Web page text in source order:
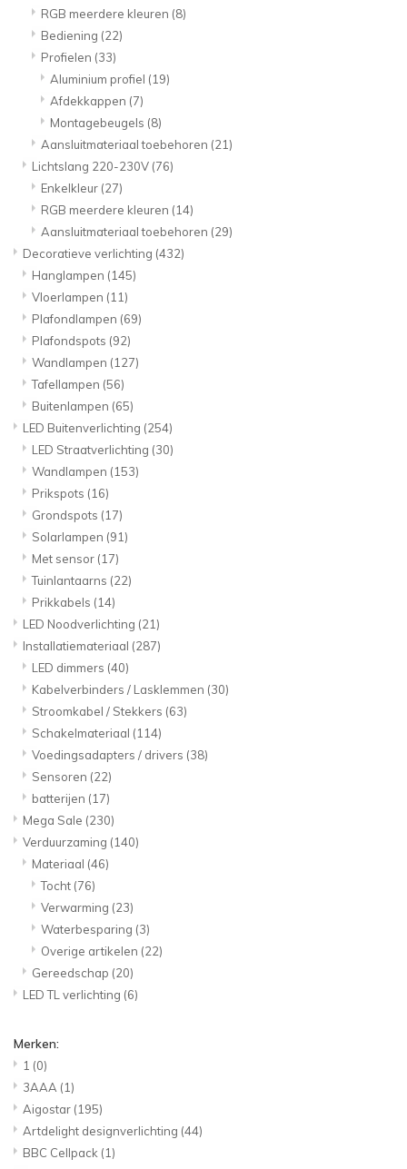
RGB meerdere kleuren (8)
Bediening (22)
Profielen (33)
Aluminium profiel (19)
Afdekkappen (7)
Montagebeugels (8)
Aansluitmateriaal toebehoren (21)
Lichtslang 220-230V (76)
Enkelkleur (27)
RGB meerdere kleuren (14)
Aansluitmateriaal toebehoren (29)
Decoratieve verlichting (432)
Hanglampen (145)
Vloerlampen (11)
Plafondlampen (69)
Plafondspots (92)
Wandlampen (127)
Tafellampen (56)
Buitenlampen (65)
LED Buitenverlichting (254)
LED Straatverlichting (30)
Wandlampen (153)
Prikspots (16)
Grondspots (17)
Solarlampen (91)
Met sensor (17)
Tuinlantaarns (22)
Prikkabels (14)
LED Noodverlichting (21)
Installatiemateriaal (287)
LED dimmers (40)
Kabelverbinders / Lasklemmen (30)
Stroomkabel / Stekkers (63)
Schakelmateriaal (114)
Voedingsadapters / drivers (38)
Sensoren (22)
batterijen (17)
Mega Sale (230)
Verduurzaming (140)
Materiaal (46)
Tocht (76)
Verwarming (23)
Waterbesparing (3)
Overige artikelen (22)
Gereedschap (20)
LED TL verlichting (6)
Merken:
1 (0)
3AAA (1)
Aigostar (195)
Artdelight designverlichting (44)
BBC Cellpack (1)